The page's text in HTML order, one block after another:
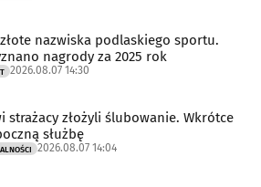
nazwiska podlaskiego sportu.
nagrody za 2025 rok
2026.08.07 14:30
strażacy złożyli ślubowanie. Wkrótce
służbę
2026.08.07 14:04